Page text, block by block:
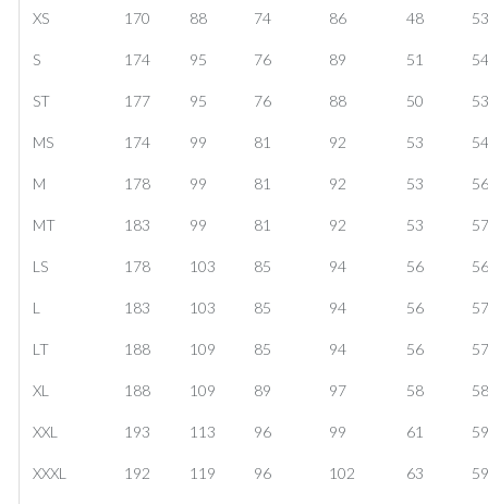
XS 170 88 74 86 48
S 174 95 76 89 51
ST 177 95 76 88 50
MS 174 99 81 92 53
M 178 99 81 92 53
MT 183 99 81 92 53
LS 178 103 85 94 56
L 183 103 85 94 56
LT 188 109 85 94 56
XL 188 109 89 97 58
XXL 193 113 96 99 61
XXXL 192 119 96 102 63